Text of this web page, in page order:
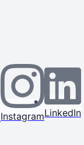
InstagramLinkedIn